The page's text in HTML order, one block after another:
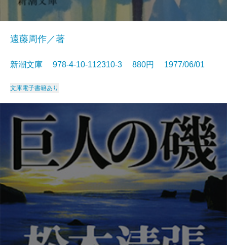
遠藤周作／著
新潮文庫 978-4-10-112310-3 880円 1977/06/01
文庫電子書籍あり